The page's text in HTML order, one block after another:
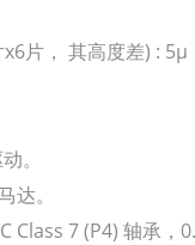
片， 其高度差) : 5μ
。
达。
Class 7 (P4) 轴承，